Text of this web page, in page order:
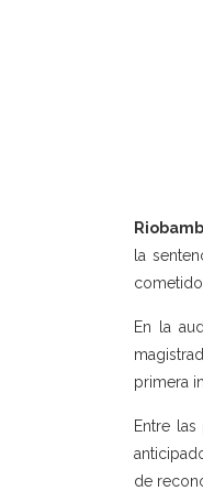
la
En la
primera
Entre
de